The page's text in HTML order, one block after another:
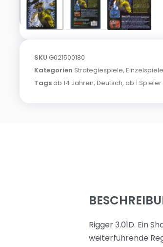
SKU G021500180
Kategorien Strategiespiele, Einzelspiele
Tags ab 14 Jahren, Deutsch, ab 1 Spieler
Rigger 3.01D. Ein
weiterführende